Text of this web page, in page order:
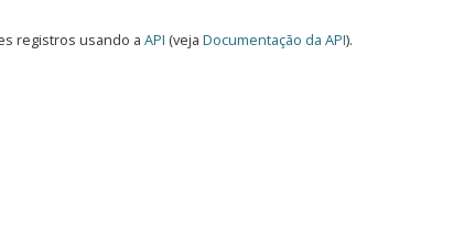
registros usando a API (veja Documentação da API).